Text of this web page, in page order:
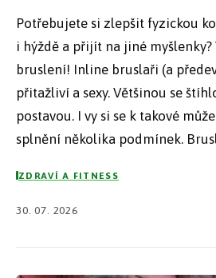
Potřebujete si zlepšit fyzickou
i hýždě a přijít na jiné
bruslení! Inline bruslaři (a
přitažliví a sexy. Většinou se
postavou. I vy si se k takové
splnění několika podmínek.
ZDRAVÍ A FITNESS
30. 07. 2026